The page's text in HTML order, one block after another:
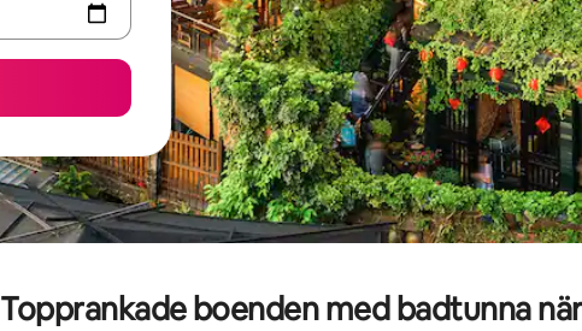
Topprankade boenden med badtunna